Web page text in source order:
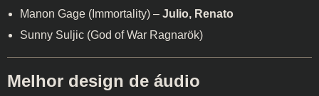
Manon Gage (Immortality) – Julio, Renato
Sunny Suljic (God of War Ragnarök)
Melhor design de áudio